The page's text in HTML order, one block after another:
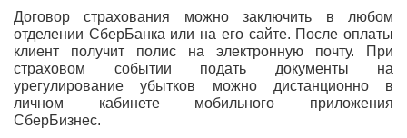
Договор страхования можно заключить в любом
отделении СберБанка или на его сайте. После оплаты
клиент получит полис на электронную почту. При
страховом событии подать документы на
урегулирование убытков можно дистанционно в
личном кабинете мобильного приложения
СберБизнес.